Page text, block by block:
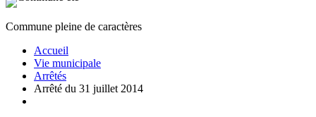
Commune pleine de caractères
Accueil
Vie municipale
Arrêtés
Arrêté du 31 juillet 2014